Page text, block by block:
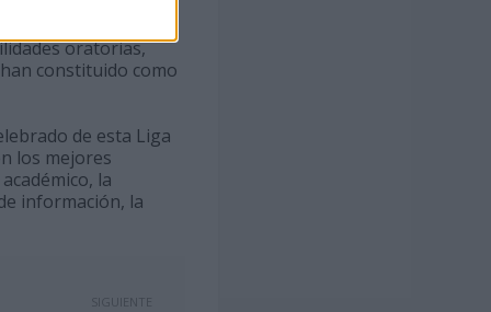
entre los
oratorias,
constituido como
de esta Liga
los mejores
la
información, la
SIGUIENTE